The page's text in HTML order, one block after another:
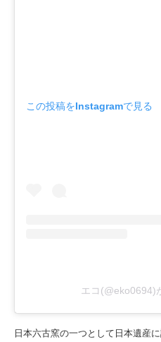
この投稿をInstagramで見る
エコ(@eko0694)
日本六古窯の一つとして日本遺産